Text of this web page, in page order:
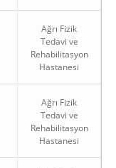
Ağrı Fizik
Tedavi ve
Rehabilitasyon
Hastanesi
Ağrı Fizik
Tedavi ve
Rehabilitasyon
Hastanesi